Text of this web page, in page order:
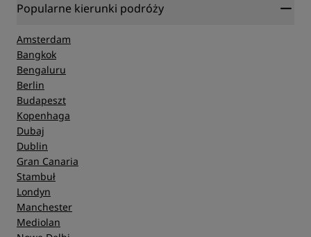
Popularne kierunki podróży
Amsterdam
Bangkok
Bengaluru
Berlin
Budapeszt
Kopenhaga
Dubaj
Dublin
Gran Canaria
Stambuł
Londyn
Manchester
Mediolan